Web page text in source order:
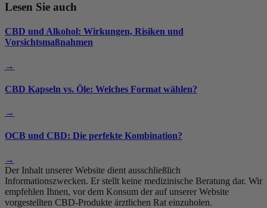
Lesen Sie auch
CBD und Alkohol: Wirkungen, Risiken und
Vorsichtsmaßnahmen
→
CBD Kapseln vs. Öle: Welches Format wählen?
→
OCB und CBD: Die perfekte Kombination?
→
Der Inhalt unserer Website dient ausschließlich
Informationszwecken. Er stellt keine medizinische Beratung dar. Wir
empfehlen Ihnen, vor dem Konsum der auf unserer Website
vorgestellten CBD-Produkte ärztlichen Rat einzuholen.